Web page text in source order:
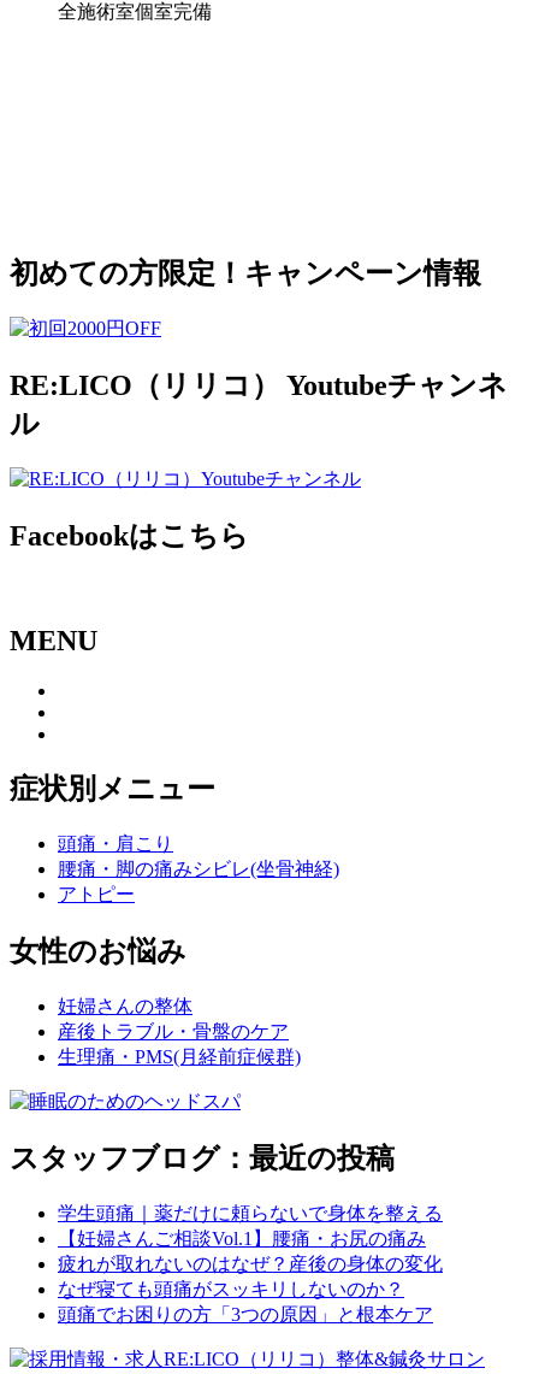
全施術室個室完備
初めての方限定！キャンペーン情報
RE:LICO（リリコ） Youtubeチャンネ
ル
Facebookはこちら
MENU
症状別メニュー
頭痛・肩こり
腰痛・脚の痛みシビレ(坐骨神経)
アトピー
女性のお悩み
妊婦さんの整体
産後トラブル・骨盤のケア
生理痛・PMS(月経前症候群)
スタッフブログ：最近の投稿
学生頭痛｜薬だけに頼らないで身体を整える
【妊婦さんご相談Vol.1】腰痛・お尻の痛み
疲れが取れないのはなぜ？産後の身体の変化
なぜ寝ても頭痛がスッキリしないのか？
頭痛でお困りの方「3つの原因」と根本ケア